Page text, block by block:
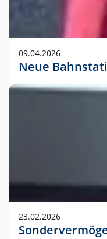
09.04.2026
Neue
23.02.2026